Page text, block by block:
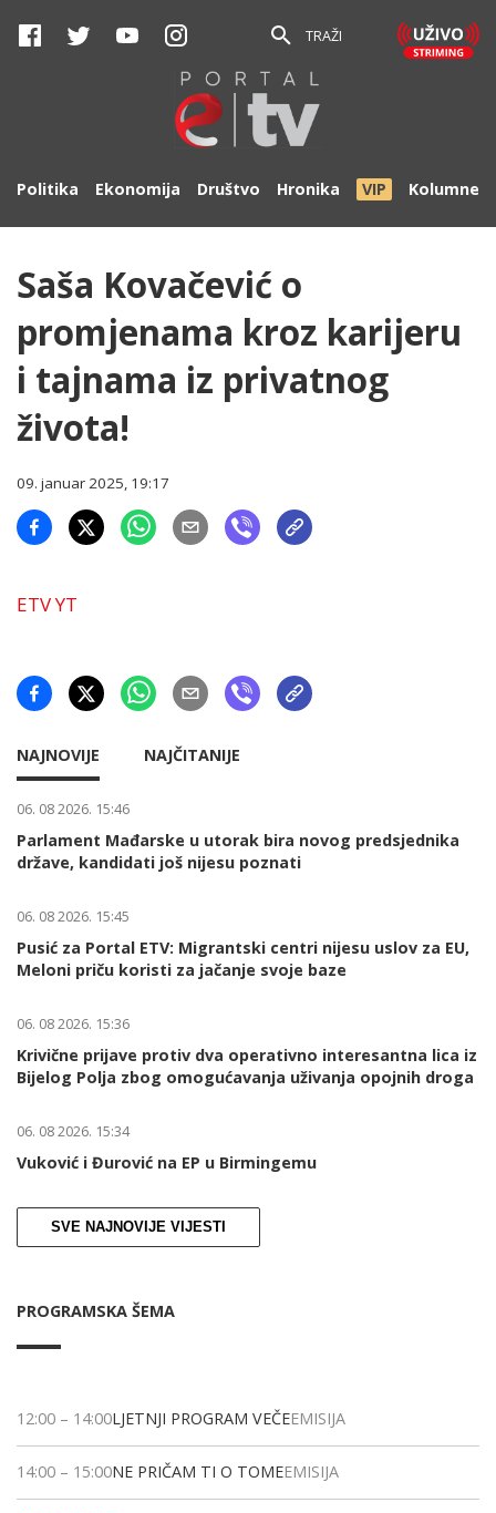
TRAŽI
Politika Ekonomija Društvo Hronika VIP Kolumne
Saša Kovačević o
promjenama kroz karijeru
i tajnama iz privatnog
života!
09. januar 2025, 19:17
ETV YT
NAJNOVIJE NAJČITANIJE
06. 08 2026. 15:46
Parlament Mađarske u utorak bira novog predsjednika
države, kandidati još nijesu poznati
06. 08 2026. 15:45
Pusić za Portal ETV: Migrantski centri nijesu uslov za EU,
Meloni priču koristi za jačanje svoje baze
06. 08 2026. 15:36
Krivične prijave protiv dva operativno interesantna lica iz
Bijelog Polja zbog omogućavanja uživanja opojnih droga
06. 08 2026. 15:34
Vuković i Đurović na EP u Birmingemu
SVE NAJNOVIJE VIJESTI
PROGRAMSKA ŠEMA
12:00 – 14:00LJETNJI PROGRAM VEČEEMISIJA
14:00 – 15:00NE PRIČAM TI O TOMEEMISIJA